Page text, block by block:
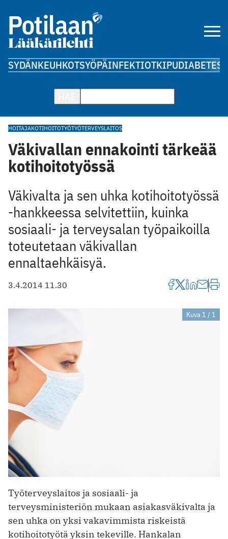
SYDÄNKEUHKOTSYÖPÄINFEKTIOTKIPUDIABETES
HOITAJAKOTIHOITOTYÖTYÖTERVEYSLAITOS
Väkivallan ennakointi tärkeää
kotihoitotyössä
Väkivalta ja sen uhka kotihoitotyössä
-hankkeessa selvitettiin, kuinka
sosiaali- ja terveysalan työpaikoilla
toteutetaan väkivallan
ennaltaehkäisyä.
3.4.2014 11.30
Kuva 1 / 1
Työterveyslaitos ja sosiaali- ja
terveysministeriön mukaan asiakasväkivalta ja
sen uhka on yksi vakavimmista riskeistä
kotihoitotyötä yksin tekeville. Hankalan